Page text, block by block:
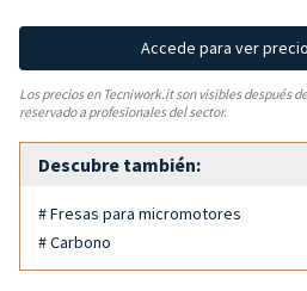
Accede para ver
Los precios en Tecniwork.it son visibles después
reservado a profesionales del sector.
Descubre también:
# Fresas para micromotores
# Carbono